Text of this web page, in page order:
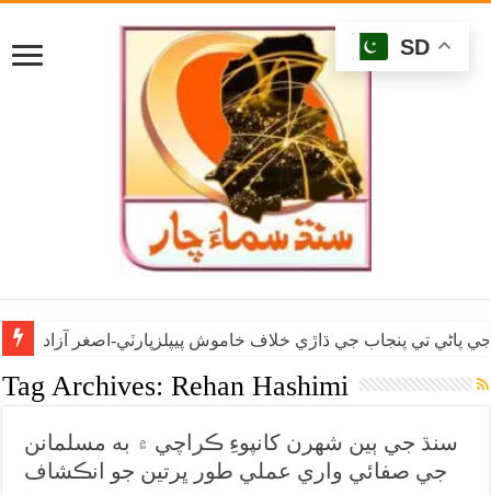
پاڻي تي پنجاب جي ڌاڙي خلاف خاموش پيپلزپارٽي-اصغر آزاد
Tag Archives:Rehan Hashimi
سنڌ جي ٻين شهرن کانپوءِ ڪراچي ۾ به مسلمانن
جي صفائي واري عملي طور ڀرتين جو انڪشاف
SD